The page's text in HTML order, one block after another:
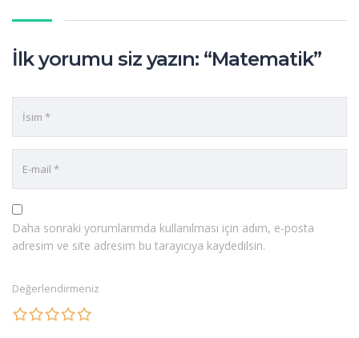
İlk yorumu siz yazın: “Matematik”
Daha sonraki yorumlarımda kullanılması için adım, e-posta
adresim ve site adresim bu tarayıcıya kaydedilsin.
Değerlendirmeniz